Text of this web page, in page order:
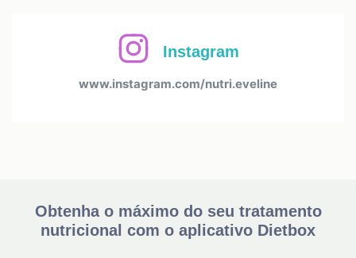
Instagram
www.instagram.com/nutri.eveline
Obtenha o máximo do seu tratamento
nutricional com o aplicativo Dietbox